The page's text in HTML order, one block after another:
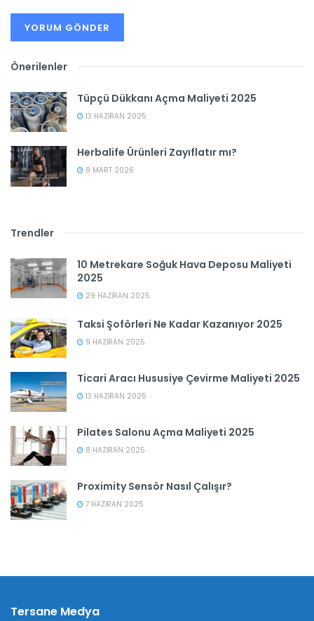
Önerilenler
Tüpçü Dükkanı Açma Maliyeti 2025
13 HAZIRAN 2025
Herbalife Ürünleri Zayıflatır mı?
8 MART 2026
Trendler
10 Metrekare Soğuk Hava Deposu Maliyeti
2025
29 HAZIRAN 2025
Taksi Şoförleri Ne Kadar Kazanıyor 2025
9 HAZIRAN 2025
Ticari Aracı Hususiye Çevirme Maliyeti 2025
13 HAZIRAN 2025
Pilates Salonu Açma Maliyeti 2025
8 HAZIRAN 2025
Proximity Sensör Nasıl Çalışır?
7 HAZIRAN 2025
Tersane Medya